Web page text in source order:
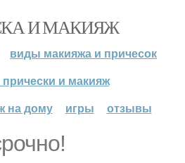
И МАКИЯЖ
виды макияжа и причесок
прически и макияж
на дому
игры отзывы